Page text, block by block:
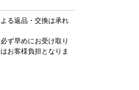
る返品・交換は承れ
ず早めにお受け取り
お客様負担となりま